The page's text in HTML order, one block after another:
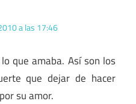
a las 17:46
que amaba. Así son los
que dejar de hacer
su amor.